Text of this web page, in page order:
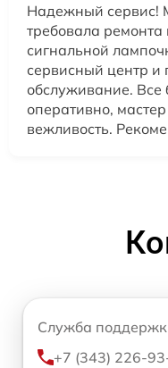
Надежный сервис!
требовала
сигнальной
сервисный центр и
обслуживание. Все
оперативно,
вежливость.
Служба
+7 (343) 226-